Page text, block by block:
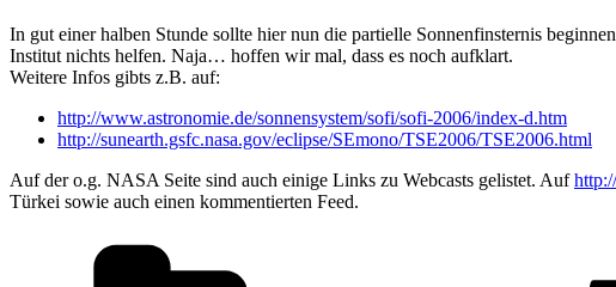
In gut einer halben Stunde sollte hier nun die partielle Sonnenfinsternis
Institut nichts helfen. Naja… hoffen wir mal, dass es noch aufklart.
Weitere Infos gibts z.B. auf:
http://www.astronomie.de/sonnensystem/sofi/sofi-2006/index-d.htm
http://sunearth.gsfc.nasa.gov/eclipse/SEmono/TSE2006/TSE2006.html
Auf der o.g. NASA Seite sind auch einige Links zu Webcasts gelistet. Auf
Türkei sowie auch einen kommentierten Feed.